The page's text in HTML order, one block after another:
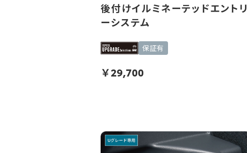
後付けイルミネーテッドエントリ
ーシステム
保証有
￥29,700